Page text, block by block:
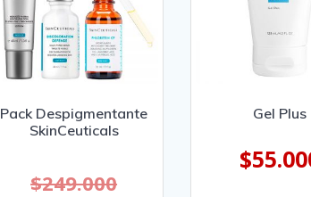
Pack Despigmentante
SkinCeuticals
$249.000
Gel Plus
$